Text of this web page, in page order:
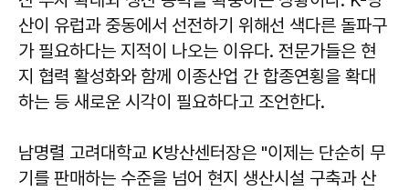
산이 유럽과 중동에서 선전하기 위해선 색다른 돌파구
가 필요하다는 지적이 나오는 이유다. 전문가들은 현
지 협력 활성화와 함께 이종산업 간 합종연횡을 확대
하는 등 새로운 시각이 필요하다고 조언한다.
남명렬 고려대학교 K방산센터장은 "이제는 단순히 무
기를 판매하는 수준을 넘어 현지 생산시설 구축과 산